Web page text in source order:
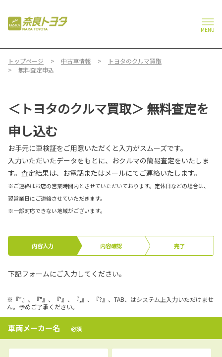
MENU
トップページ 中古車情報
トヨタのクルマ買取
無料査定申込
＜トヨタのクルマ買取＞ 無料査定を
申し込む
お手元に車検証をご用意いただくと入力がスムーズです。
入力いただいたデータをもとに、おクルマの簡易査定をいたしま
す。査定結果は、お電話またはメールにてご連絡いたします。
※ご連絡はお店の営業時間内とさせていただいております。定休日などの場合は、
翌営業日にご連絡させていただきます。
※一部対応できない地域がございます。
内容入力 内容確認 完了
下記フォームにご入力してください。
※『”』、『"』、『'』、『,』、『?』、TAB、はシステム上入力いただけませ
ん。予めご了承ください。
車両メーカー名 必須